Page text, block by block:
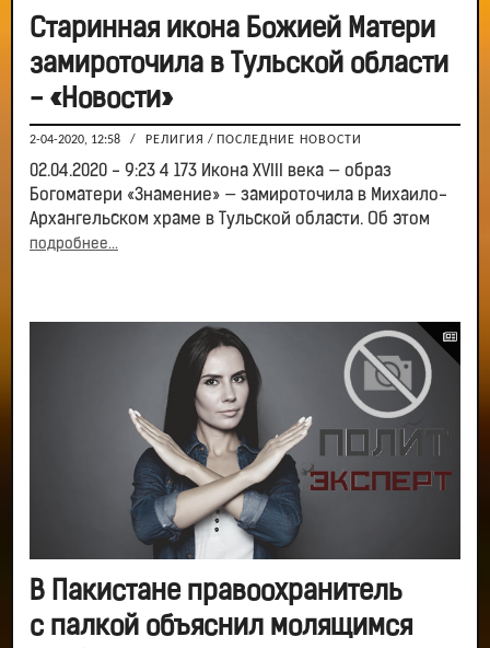
Старинная икона Божией Матери
замироточила в Тульской области
- «Новости»
2-04-2020, 12:58 / РЕЛИГИЯ / ПОСЛЕДНИЕ НОВОСТИ
02.04.2020 - 9:23 4 173 Икона XVIII века — образ
Богоматери «Знамение» — замироточила в Михаило-
Архангельском храме в Тульской области. Об этом
подробнее...
В Пакистане правоохранитель
с палкой объяснил молящимся